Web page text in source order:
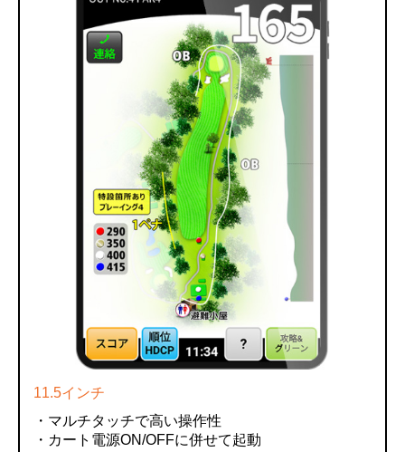
11.5インチ
・マルチタッチで高い操作性
・カート電源ON/OFFに併せて起動